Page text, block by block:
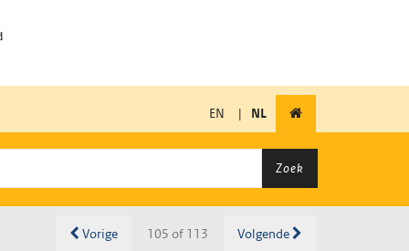
EN | NL
Zoek
Vorige 105 of 113 Volgende